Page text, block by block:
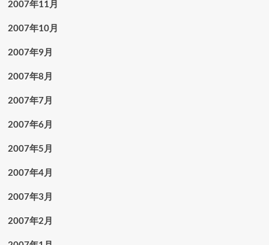
2007年11月
2007年10月
2007年9月
2007年8月
2007年7月
2007年6月
2007年5月
2007年4月
2007年3月
2007年2月